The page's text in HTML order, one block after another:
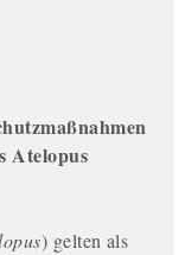
Atelopus
) gelten als